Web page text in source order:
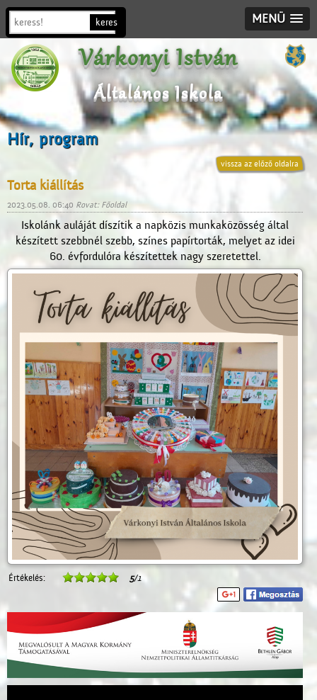
MENÜ
Várkonyi István
Általános Iskola
Hír, program
vissza az előző oldalra
Torta kiállítás
2023.05.08. 06:40 Rovat: Főoldal
Iskolánk auláját díszítik a napközis munkaközösség által
készített szebbnél szebb, színes papírtorták, melyet az idei
60. évfordulóra készítettek nagy szeretettel.
Értékelés: 5/1